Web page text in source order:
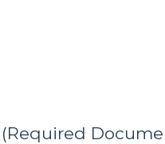
(Required